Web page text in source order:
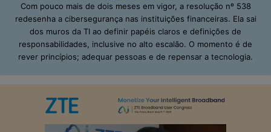
Com pouco mais de dois meses em vigor, a resolução nº 538
redesenha a cibersegurança nas instituições financeiras. Ela sai
dos muros da TI ao definir papéis claros e definições de
responsabilidades, inclusive no alto escalão. O momento é de
rever princípios; adequar pessoas e de repensar a tecnologia.